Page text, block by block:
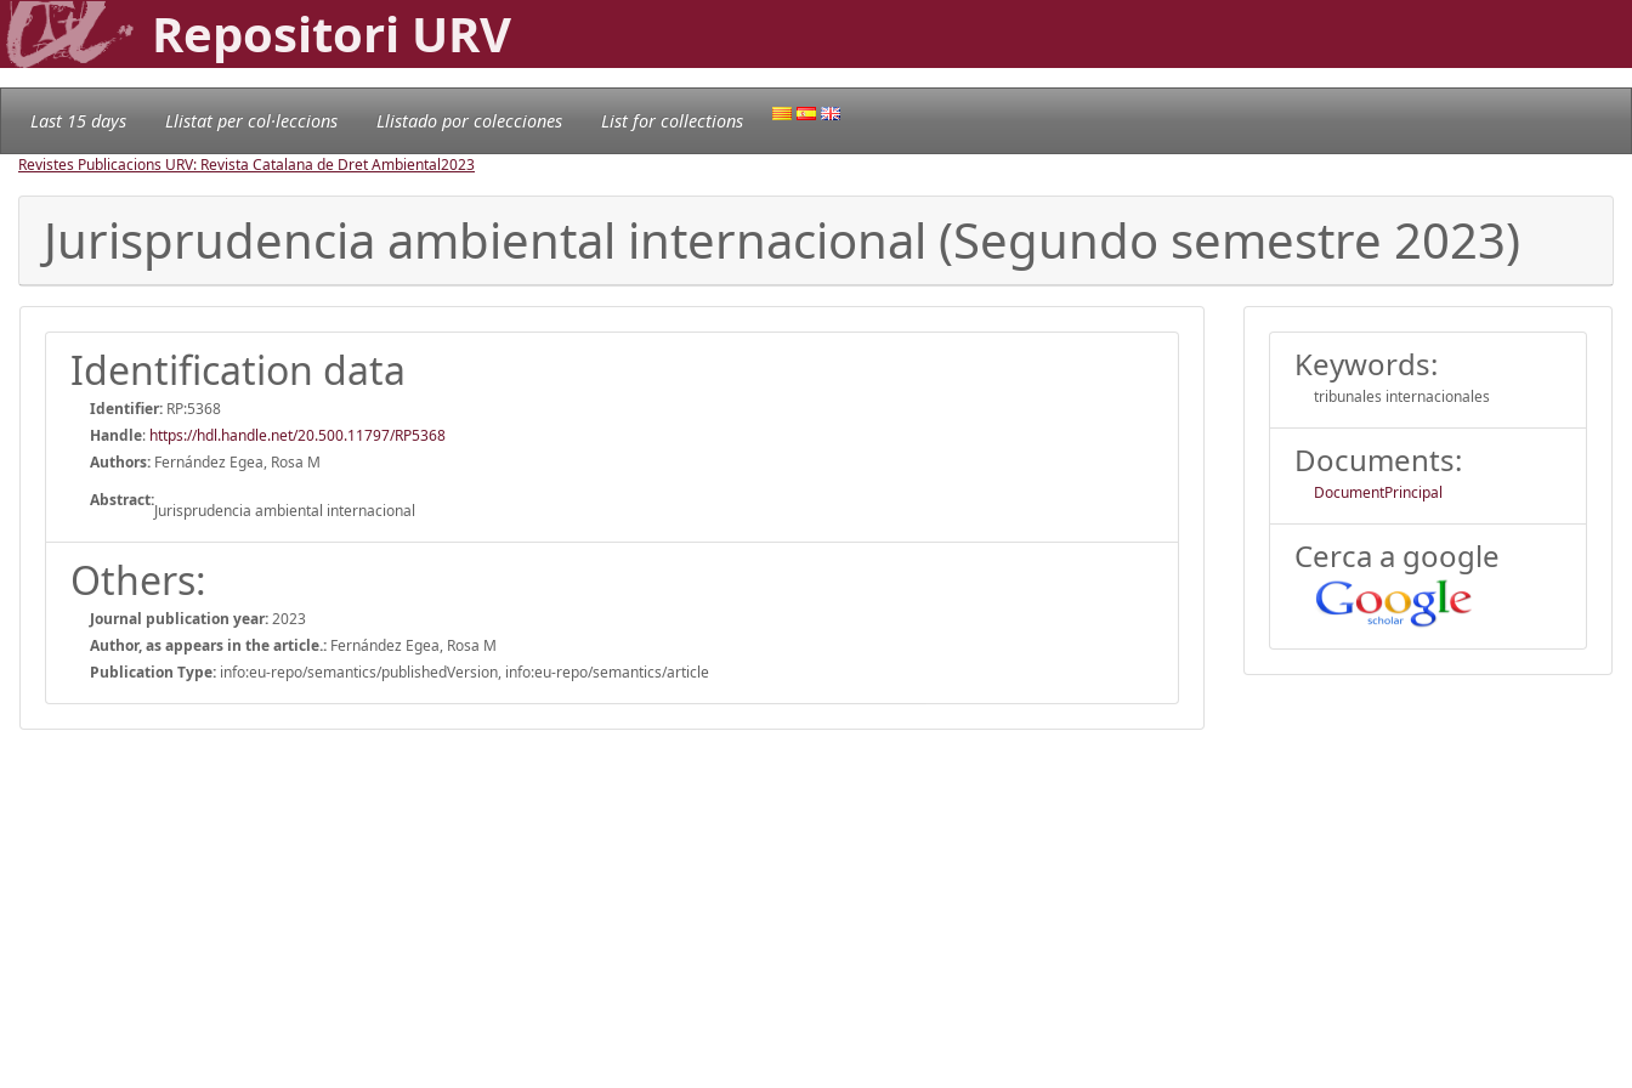
Repositori URV
Last 15 days Llistat per col·leccions Llistado por colecciones List for collections
Revistes Publicacions URV: Revista Catalana de Dret Ambiental2023
Jurisprudencia ambiental internacional (Segundo semestre 2023)
Identification data
Identifier: RP:5368
Handle: https://hdl.handle.net/20.500.11797/RP5368
Authors: Fernández Egea, Rosa M
Abstract:
Jurisprudencia ambiental internacional
Others:
Journal publication year:2023
Author, as appears in the article.: Fernández Egea, Rosa M
Publication Type: info:eu-repo/semantics/publishedVersion, info:eu-repo/semantics/article
Keywords:
tribunales internacionales
Documents:
DocumentPrincipal
Cerca a google